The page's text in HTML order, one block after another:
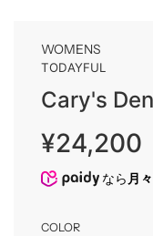
WOMENS
TODAYFUL
Cary's
Sale
price
Regular
price
¥24,200
なら 月
COLOR